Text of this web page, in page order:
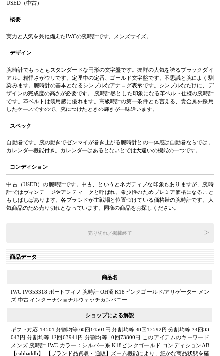
USED（中古）
概要
実力と人気を兼ね備えたIWCの腕時計です。メンズサイズ。
デザイン
腕時計でもっともスタンダードな円形の文字盤です。抜群の人気を誇るブラックダイ
アル。精悍さがウリです。定番中の定番、ゴールド文字盤です。不思議と腕によく馴
染みます。腕時計の基本となるシンプルなアナログ表示です。シンプルなだけに、デ
ザインの完成度の高さが必要です。 腕時計然とした印象になる革ベルト仕様の腕時計
です。革ベルトは装用感に優れます。高級時計の第一条件とも言える、貴金属を採用
したケースですので、腕につけたときの輝きが一味違います。
スペック
自動巻です。腕の動きでゼンマイが巻き上がる腕時計との一体感は自動巻ならでは。
カレンダー機能付き。カレンダーはあるとないとでは大違いの機能の一つです。
コンディション
中古（USED）の腕時計です。中古、というとネガティブな印象もありますが、腕時
計ではヴィンテージやアンティークと呼ばれ、希少性のためプレミア価格になること
もしばしばあります。各ブランドが主戦場と位置づけている価格帯の腕時計です。人
気商品のため売り切れとなっています。同様の商品をお探しください。
売り切れ／掲載終了
商品データ
商品名
IWC IW353318 ポートフィノ 腕時計 OH済 K18ピンクゴールド/アリゲーター メン
ズ 中古 インターナショナルウォッチカンパニー
ショップによる解説
ギフト対応 14501 分割均等 60回14501円 分割均等 48回17592円 分割均等 24回33
043円 分割均等 12回63941円 分割均等 10回73800円 このアイテムのキーワード
メンズ 腕時計 IWC カラー：シルバー系 K18ピンクゴールド コンディションAB
【cabhaddb】 【ブランド品買取・通販】ズーム機能により、細かな商品状態を確